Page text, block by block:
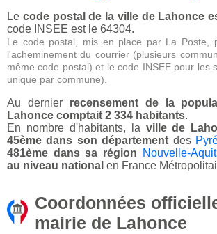
Le code postal de la ville de Lahonce
code INSEE est le 64304.
Le code postal, mis en place par La Poste,
l'acheminement du courrier (plusieurs
même code postal) et le code INSEE pour les
unique par commune).
Au dernier recensement de la
Lahonce comptait 2 334 habitants.
En nombre d'habitants, la ville de
45ème dans son département des
481ème dans sa région
Nouvelle-
au niveau national en France
Coordonnées
mairie de Lahonce